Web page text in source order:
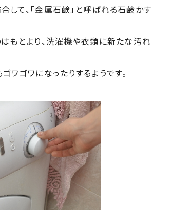
て、「金属石鹸」と呼ばれる石鹸かす
もとより、洗濯機や衣類に新たな汚れ
ワゴワになったりするようです。